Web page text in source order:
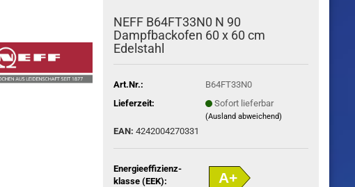
NEFF B64FT33N0 N 90
Dampfbackofen 60 x 60 cm
Edelstahl
Art.Nr.:
B64FT33N0
Lieferzeit:
Sofort lieferbar
(Ausland abweichend)
EAN: 4242004270331
Energieeffizienz-
klasse (EEK):
A+